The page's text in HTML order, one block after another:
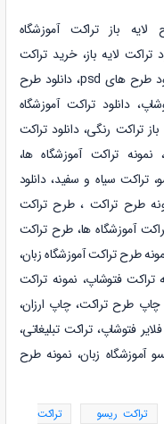
باز تراکت آموزشگاه
تراکت لایه باز، خرید تراکت
طراحی تراکت رنگی PSD، دانلود طرح های psd، دانلود طرح
دانلود تراکت آموزشگاه
تراکت رنگی،دانلود تراکت
نمونه تراکت آموزشگاه ها،
تراکت سیاه و سفید، دانلود
طرح تراکت ، طرح تراکت
آموزشگاه ها، طرح تراکت
طرح تراکت آموزشگاه زبان،
تراکت فتوشاپ، نمونه تراکت
چاپ طرح تراکت، چاپ ارزان،
فتوشاپ، تراکت تبلیغاتی،
آموزشگاه زبان، نمونه طرح
تراکت ریسو
تراکت